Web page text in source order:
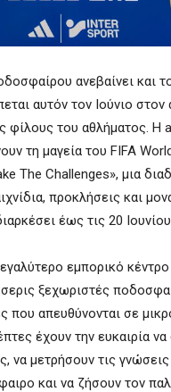
ανεβαίνει και
αυτόν τον Ιούνιο στον
φίλους του αθλήματος. Η
τη μαγεία του FIFA
The Challenges», μια
προκλήσεις και
έως τις 20
εμπορικό
ξεχωριστές
που απευθύνονται σε
έχουν την ευκαιρία
να μετρήσουν τις
και να ζήσουν τον